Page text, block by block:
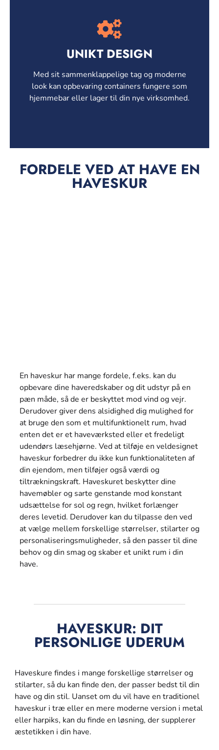
UNIKT DESIGN
Med sit sammenklappelige tag og moderne
look kan opbevaring containers fungere som
hjemmebar eller lager til din nye virksomhed.
FORDELE VED AT HAVE EN
HAVESKUR
En haveskur har mange fordele, f.eks. kan du
opbevare dine haveredskaber og dit udstyr på en
pæn måde, så de er beskyttet mod vind og vejr.
Derudover giver dens alsidighed dig mulighed for
at bruge den som et multifunktionelt rum, hvad
enten det er et haveværksted eller et fredeligt
udendørs læsehjørne. Ved at tilføje en veldesignet
haveskur forbedrer du ikke kun funktionaliteten af
din ejendom, men tilføjer også værdi og
tiltrækningskraft. Haveskuret beskytter dine
havemøbler og sarte genstande mod konstant
udsættelse for sol og regn, hvilket forlænger
deres levetid. Derudover kan du tilpasse den ved
at vælge mellem forskellige størrelser, stilarter og
personaliseringsmuligheder, så den passer til dine
behov og din smag og skaber et unikt rum i din
have.
HAVESKUR: DIT
PERSONLIGE UDERUM
Haveskure findes i mange forskellige størrelser og
stilarter, så du kan finde den, der passer bedst til din
have og din stil. Uanset om du vil have en traditionel
haveskur i træ eller en mere moderne version i metal
eller harpiks, kan du finde en løsning, der supplerer
æstetikken i din have.